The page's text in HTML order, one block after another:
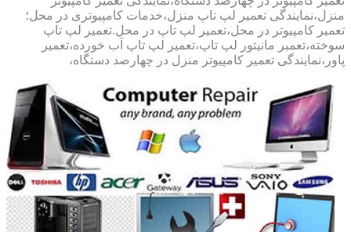
منزل،نمایندگی تعمیر لپ تاپ منزل،خدمات کامپیوتری در محل؛
تعمیر کامپیوتر در محل،تعمیر لپ تاپ در محل.تعمیر لپ تاپ
سوخته،تعمبر مانیتور لپ تاپ،تعمیر لپ تاپ آب خورده،تعمیر
پاور،نمایندگی تعمیر کامپیوتر منزل در چهارصد دستگاه،